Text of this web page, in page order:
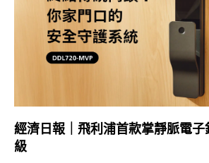
經濟日報｜飛利浦首款掌靜脈電
級